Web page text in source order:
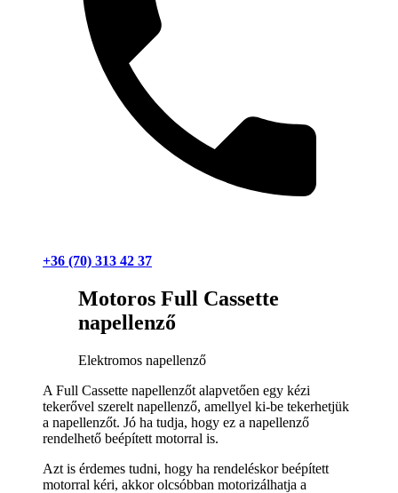
+36 (70) 313 42 37
Motoros Full Cassette
napellenző
Elektromos napellenző
A Full Cassette napellenzőt alapvetően egy kézi
tekerővel szerelt napellenző, amellyel ki-be tekerhetjük
a napellenzőt. Jó ha tudja, hogy ez a napellenző
rendelhető beépített motorral is.
Azt is érdemes tudni, hogy ha rendeléskor beépített
motorral kéri, akkor olcsóbban motorizálhatja a